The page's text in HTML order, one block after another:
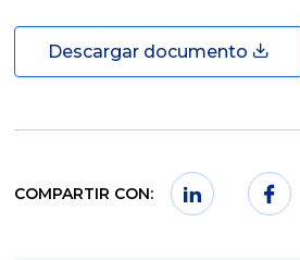
Descargar documento
COMPARTIR CON: